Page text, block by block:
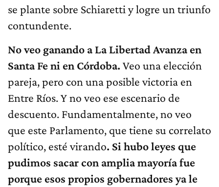
se plante sobre Schiaretti y logre un triunfo
contundente.
No veo ganando a La Libertad Avanza en
Santa Fe ni en Córdoba. Veo una elección
pareja, pero con una posible victoria en
Entre Ríos. Y no veo ese escenario de
descuento. Fundamentalmente, no veo
que este Parlamento, que tiene su correlato
político, esté virando. Si hubo leyes que
pudimos sacar con amplia mayoría fue
porque esos propios gobernadores ya le